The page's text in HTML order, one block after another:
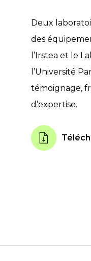
Deux
des
l’Irstea et le
l’Université
témoignage,
d’expertise.